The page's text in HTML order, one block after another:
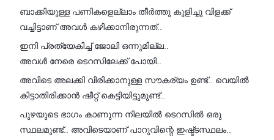
ബാക്കിയുള്ള പണികളെല്ലാം തീർത്തു കുളിച്ചു വിളക്ക്
വച്ചിട്ടാണ് അവൾ കഴിക്കാനിരുന്നത്..
ഇനി പ്രത്യേകിച്ച് ജോലി ഒന്നുമില്ല..
അവൾ നേരെ ടെറസിലേക്ക് പോയി..
അവിടെ അലക്കി വിരിക്കാനുള്ള സൗകര്യം ഉണ്ട്.. വെയിൽ
കിട്ടാതിരിക്കാൻ ഷീറ്റ് കെട്ടിയിട്ടുമുണ്ട്..
പുഴയുടെ ഭാഗം കാണുന്ന നിലയിൽ ടെറസിൽ ഒരു
സ്ഥലമുണ്ട്.. അവിടെയാണ് പാറുവിന്റെ ഇഷ്ട്ടസ്ഥലം..